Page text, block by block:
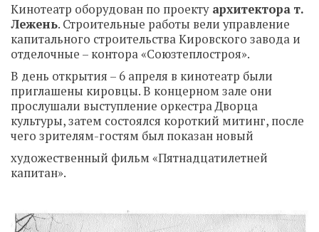
Кинотеатр оборудован по проектуархитектора т.
Лежень. Строительные работы вели управление
капитального строительства Кировского завода и
отделочные – контора «Союзтеплостроя».
В день открытия – 6 апреля в кинотеатр были
приглашены кировцы. В концерном зале они
прослушали выступление оркестра Дворца
культуры, затем состоялся короткий митинг, после
чего зрителям-гостям был показан новый
художественный фильм «Пятнадцатилетней
капитан».